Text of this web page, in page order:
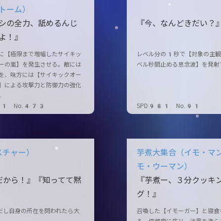
ーム）
の全力、舐めるんじ
！』
【極限まで増幅したサイキッ
の嵐】を発生させる。敵には
、味方には【サイキックオー
による攻撃力と防御力の強化
No.473
『今、なんどきだい？
レベル分の1秒で【対象の主
ベル秒間止める思念波】を発射
SPD981 No.91
ャー）
ら！』『知ってて黙
自身の所在を問われたら大
芋煮大集合（イモ・マ
モ・ウーマン）
『芋煮ー、３分クッキ
グ！』
召喚した【イモーガー】と寝食